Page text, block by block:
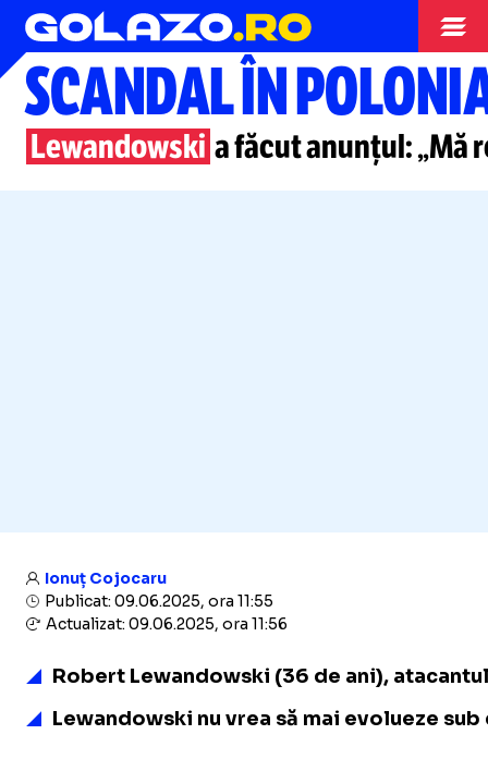
Campionate
SCANDAL ÎN
Lewandowski a făcut anunțul: „Mă
Ionuț Cojocaru
Publicat: 09.06.2025, ora 11:55
Actualizat: 09.06.2025, ora 11:56
Robert Lewandowski (36 de ani),
Lewandowski nu vrea să mai evolueze